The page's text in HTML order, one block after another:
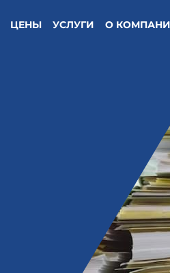
ЦЕНЫ УСЛУГИ О